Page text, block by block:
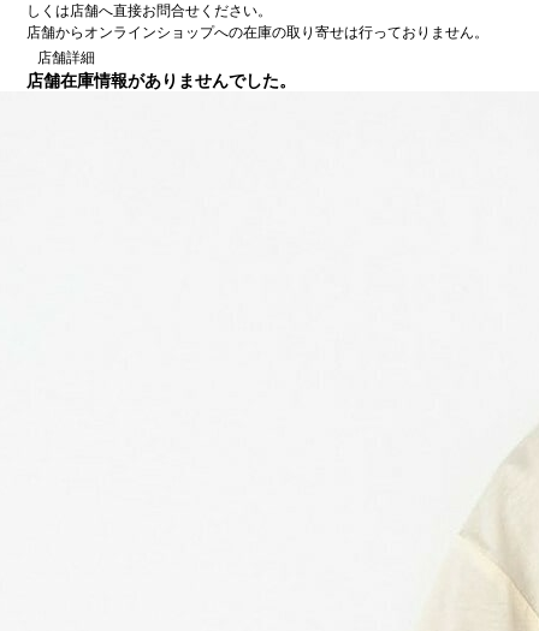
しくは店舗へ直接お問合せください。
店舗からオンラインショップへの在庫の取り寄せは行っておりません。
店舗詳細
店舗在庫情報がありませんでした。